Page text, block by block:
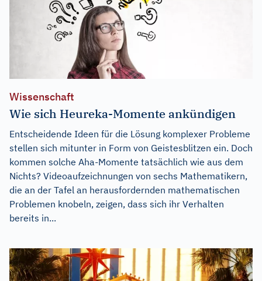
Wissenschaft
Wie sich Heureka-Momente ankündigen
Entscheidende Ideen für die Lösung komplexer Probleme
stellen sich mitunter in Form von Geistesblitzen ein. Doch
kommen solche Aha-Momente tatsächlich wie aus dem
Nichts? Videoaufzeichnungen von sechs Mathematikern,
die an der Tafel an herausfordernden mathematischen
Problemen knobeln, zeigen, dass sich ihr Verhalten
bereits in...